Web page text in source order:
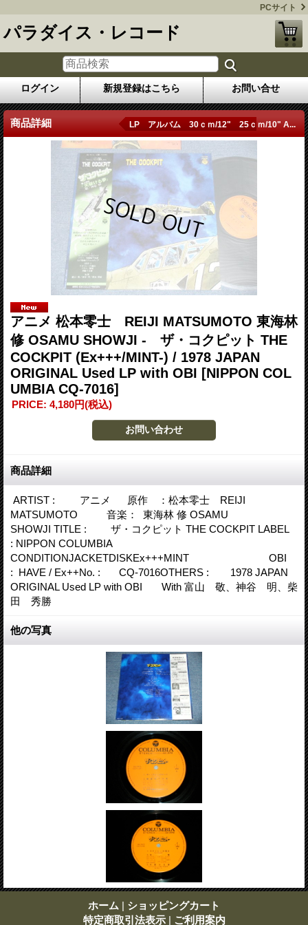
PCサイト
パラダイス・レコード
ログイン 新規登録はこちら お問い合せ
商品詳細 LP アルバム 30ｃｍ/12" 25ｃｍ/10" A...
アニメ 松本零士 REIJI MATSUMOTO 東海林
修 OSAMU SHOWJI - ザ・コクピット THE
COCKPIT (Ex+++/MINT-) / 1978 JAPAN
ORIGINAL Used LP with OBI [NIPPON COL
UMBIA CQ-7016]
PRICE: 4,180円(税込)
商品詳細
ARTIST : アニメ 原作 ：松本零士 REIJI
MATSUMOTO 音楽： 東海林 修 OSAMU
SHOWJI TITLE : ザ・コクピット THE COCKPIT LABEL
: NIPPON COLUMBIA
CONDITIONJACKETDISKEx+++MINT OBI
: HAVE / Ex++No. : CQ-7016OTHERS : 1978 JAPAN
ORIGINAL Used LP with OBI With 富山 敬、神谷 明、柴
田 秀勝
他の写真
ホーム | ショッピングカート
特定商取引法表示 | ご利用案内